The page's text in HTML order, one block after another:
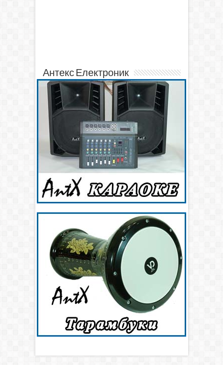
Антекс Електроник